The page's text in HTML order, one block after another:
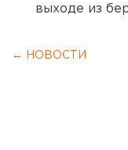
выходе из
← НОВОСТИ